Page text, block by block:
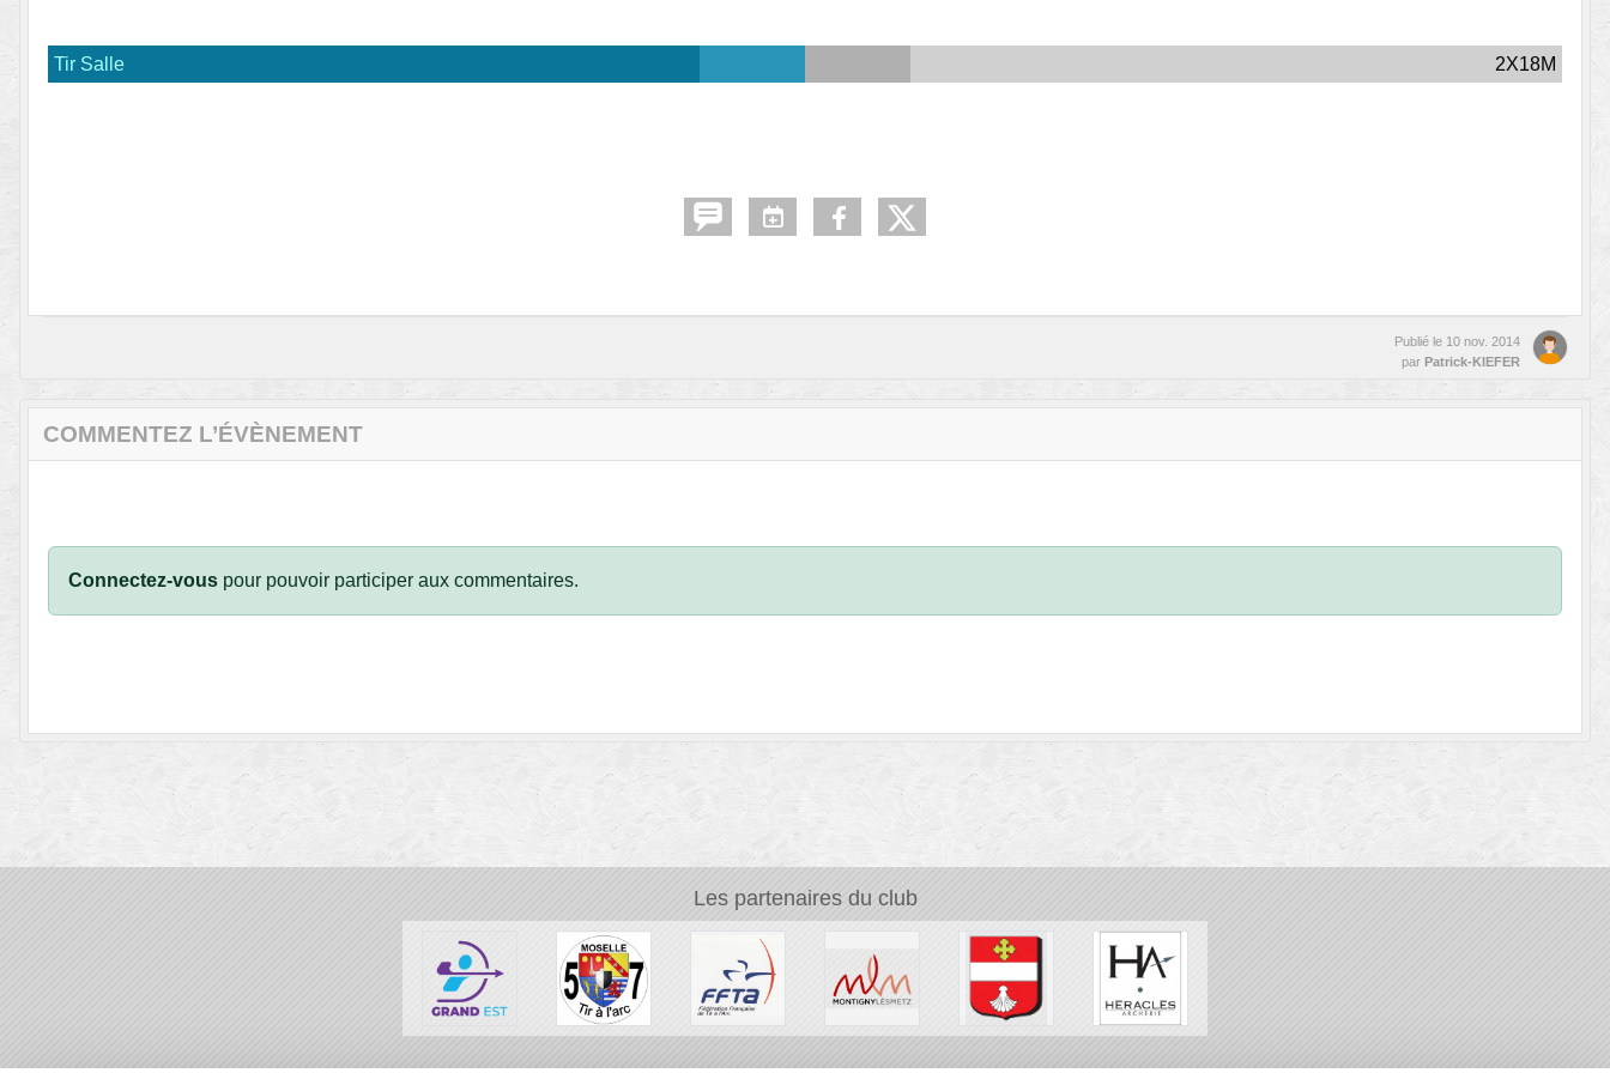
Tir Salle 2X18M
Publié le 10 nov. 2014
par Patrick-KIEFER
COMMENTEZ L’ÉVÈNEMENT
Connectez-vous pour pouvoir participer aux commentaires.
Les partenaires du club